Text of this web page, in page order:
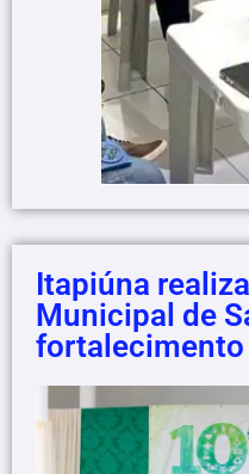
Itapiúna
Municipal de
fortalecimento